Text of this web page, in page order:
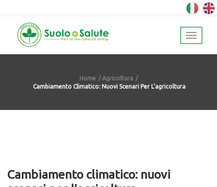
Home
Agricoltura
Cambiamento Climatico: Nuovi Scenari Per L’agricoltura
Cambiamento climatico: nuovi